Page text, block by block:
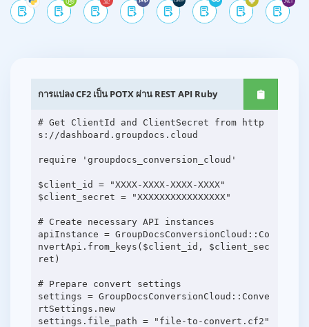
การแปลง CF2 เป็น POTX ผ่าน REST API Ruby
# Get ClientId and ClientSecret from http
s://dashboard.groupdocs.cloud
require 'groupdocs_conversion_cloud'
$client_id = "XXXX-XXXX-XXXX-XXXX"
$client_secret = "XXXXXXXXXXXXXXXX"
# Create necessary API instances
apiInstance = GroupDocsConversionCloud::Co
nvertApi.from_keys($client_id, $client_sec
ret)
# Prepare convert settings
settings = GroupDocsConversionCloud::Conve
rtSettings.new
settings.file_path = "file-to-convert.cf2"